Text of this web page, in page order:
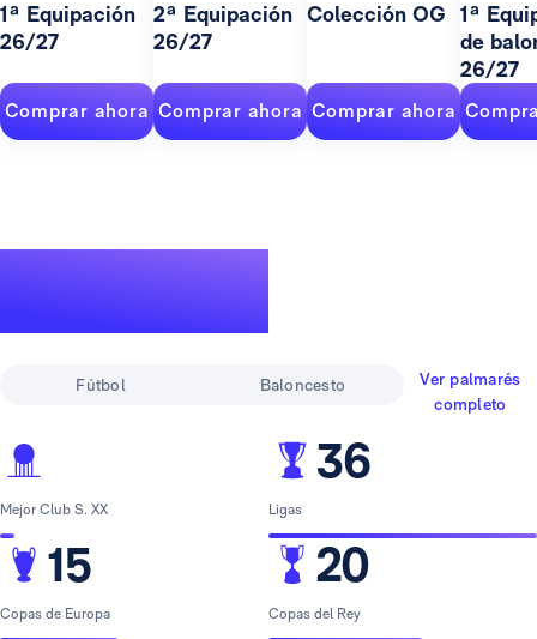
1ª Equipación
26/27
Comprar ahora
2ª Equipación
26/27
Comprar ahora
Colección OG
Comprar ahora
1ª
de
26/27
Fútbol Baloncesto
Ver palmarés
completo
Mejor Club S. XX
15
Copas de Europa
36
Ligas
20
Copas del Rey